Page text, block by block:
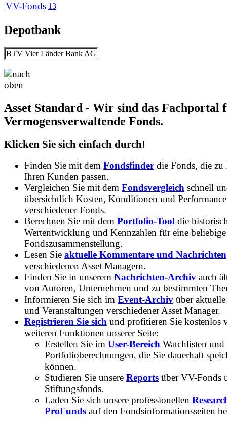
VV-Fonds 13
Depotbank
BTV Vier Länder Bank AG
Asset Standard - Wir sind das Fachportal
Vermogensverwaltende Fonds.
Klicken Sie sich einfach durch!
Finden Sie mit dem Fondsfinder die Fonds, die zu
Ihren Kunden passen.
Vergleichen Sie mit dem Fondsvergleich schnell
übersichtlich Kosten, Konditionen und Performance
verschiedener Fonds.
Berechnen Sie mit dem Portfolio-Tool die
Wertentwicklung und Kennzahlen für eine beliebige
Fondszusammenstellung.
Lesen Sie aktuelle Kommentare und Nachrichten
verschiedenen Asset Managern.
Finden Sie in unserem Nachrichten-Archiv auch
von Autoren, Unternehmen und zu bestimmten
Informieren Sie sich im Event-Archiv über
und Veranstaltungen verschiedener Asset Manager.
Registrieren Sie sich und profitieren Sie kostenlos
weiteren Funktionen unserer Seite:
Erstellen Sie im User-Bereich Watchlisten und
Portfolioberechnungen, die Sie dauerhaft
können.
Studieren Sie unsere Reports über VV-Fonds
Stiftungsfonds.
Laden Sie sich unsere professionellen
ProFunds auf den Fondsinformationsseiten